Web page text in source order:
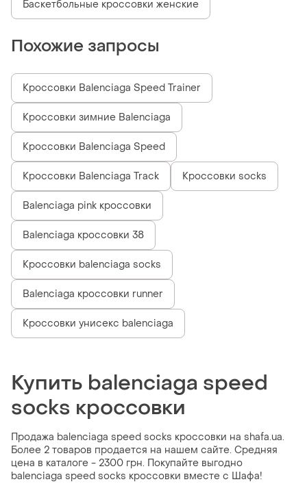
Баскетбольные кроссовки женские
Похожие запросы
Кроссовки Balenciaga Speed Trainer
Кроссовки зимние Balenciaga
Кроссовки Balenciaga Speed
Кроссовки Balenciaga Track Кроссовки socks
Balenciaga pink кроссовки
Balenciaga кроссовки 38
Кроссовки balenciaga socks
Balenciaga кроссовки runner
Кроссовки унисекс balenciaga
Купить balenciaga speed
socks кроссовки
Продажа balenciaga speed socks кроссовки на shafa.ua.
Более 2 товаров продается на нашем сайте. Средняя
цена в каталоге - 2300 грн. Покупайте выгодно
balenciaga speed socks кроссовки вместе с Шафа!